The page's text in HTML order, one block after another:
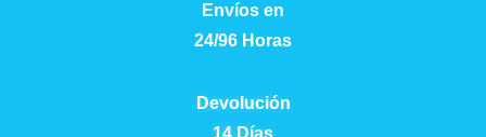
Envíos en
24/96 Horas
Devolución